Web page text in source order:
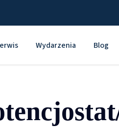
Wydarzenia Blog